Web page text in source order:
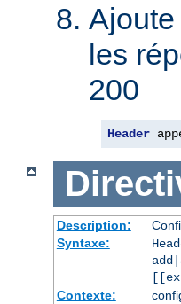
les
200
Header
Description:
Syntaxe:
Contexte: